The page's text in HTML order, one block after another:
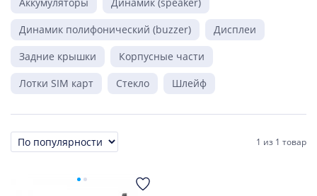
Динамик полифонический (buzzer)
Дисплеи
Задние крышки
Корпусные части
Лотки SIM карт
Стекло Шлейф
Сортировка 1 из 1 товар